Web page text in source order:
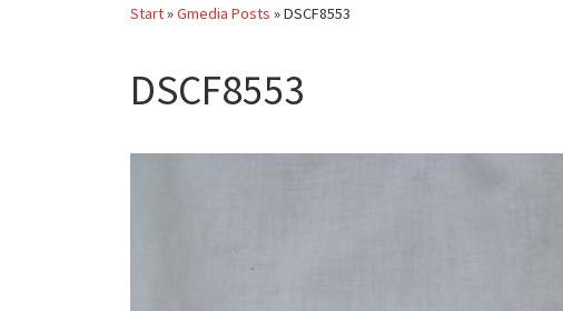
Start»Gmedia Posts »DSCF8553
DSCF8553